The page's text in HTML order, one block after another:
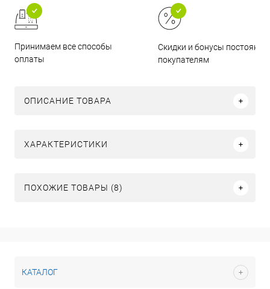
Принимаем все способы
оплаты
Скидки и бонусы
покупателям
ОПИСАНИЕ ТОВАРА
ХАРАКТЕРИСТИКИ
ПОХОЖИЕ ТОВАРЫ (8)
КАТАЛОГ